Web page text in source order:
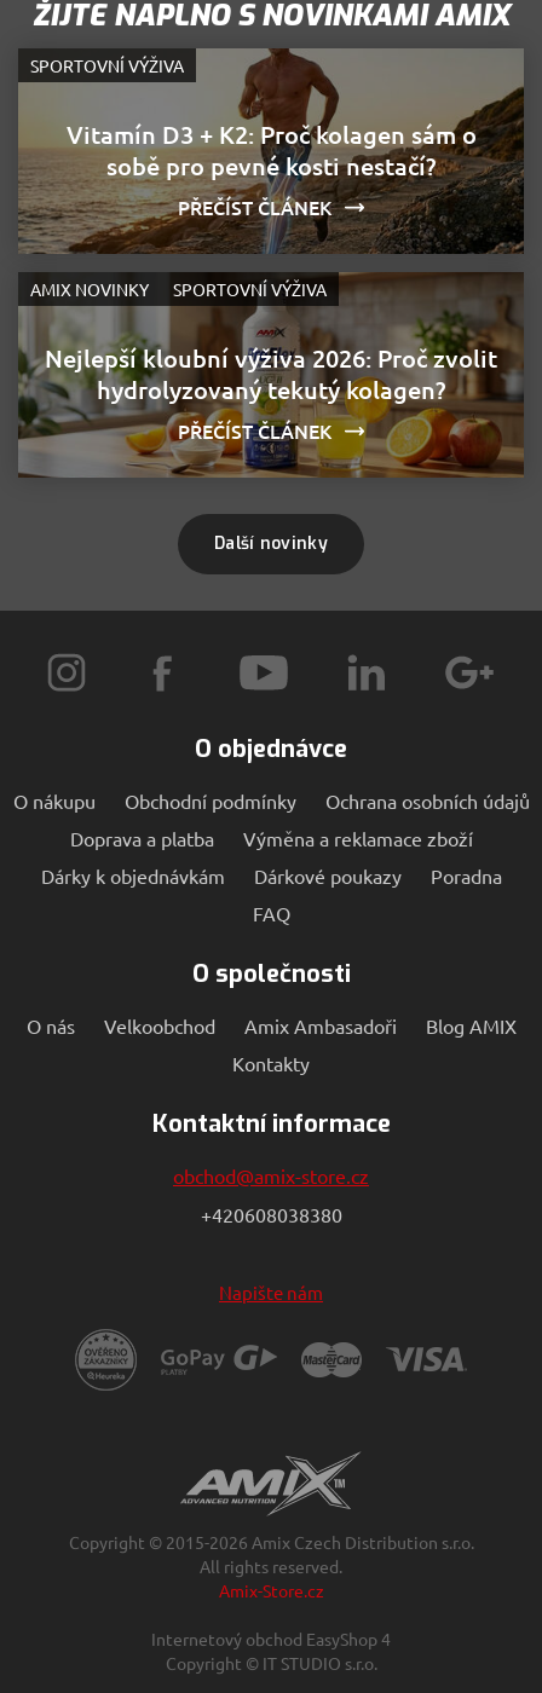
ŽIJTE NAPLNO S NOVINKAMI AMIX
SPORTOVNÍ VÝŽIVA
Vitamín D3 + K2: Proč kolagen sám o
sobě pro pevné kosti nestačí?
PŘEČÍST ČLÁNEK
AMIX NOVINKY SPORTOVNÍ VÝŽIVA
Nejlepší kloubní výživa 2026: Proč zvolit
hydrolyzovaný tekutý kolagen?
PŘEČÍST ČLÁNEK
Další novinky
Kontaktní informace
obchod@amix-store.cz
+420608038380
Napište nám
O objednávce
O nákupu Obchodní podmínky
Ochrana osobních údajů
Doprava a platba
Výměna a reklamace zboží
Dárky k objednávkám
Dárkové poukazy
Poradna
FAQ
O společnosti
O nás Velkoobchod Amix Ambasadoři
Blog AMIX
Kontakty
Copyright © 2015-2026 Amix Czech Distribution s.r.o.
All rights reserved.
Amix-Store.cz
Internetový obchod EasyShop 4
Copyright © IT STUDIO s.r.o.